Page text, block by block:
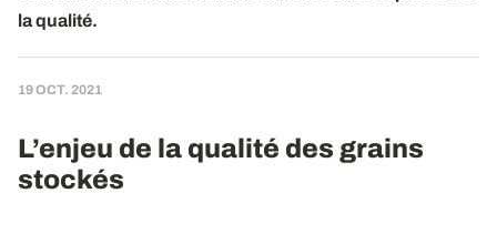
la qualité.
19 OCT. 2021
L’enjeu de la qualité des grains
stockés